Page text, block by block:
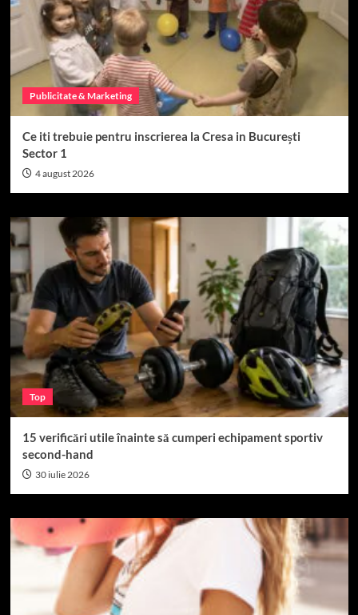
Publicitate & Marketing
Ce iti trebuie pentru inscrierea la Cresa in București
Sector 1
4 august 2026
Top
15 verificări utile înainte să cumperi echipament sportiv
second-hand
30 iulie 2026